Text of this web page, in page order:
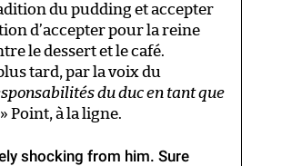
du pudding et accepter
d’accepter pour la reine
le dessert et le café.
tard, par la voix du
du duc en tant que
» Point, à la ligne.
shocking from him. Sure